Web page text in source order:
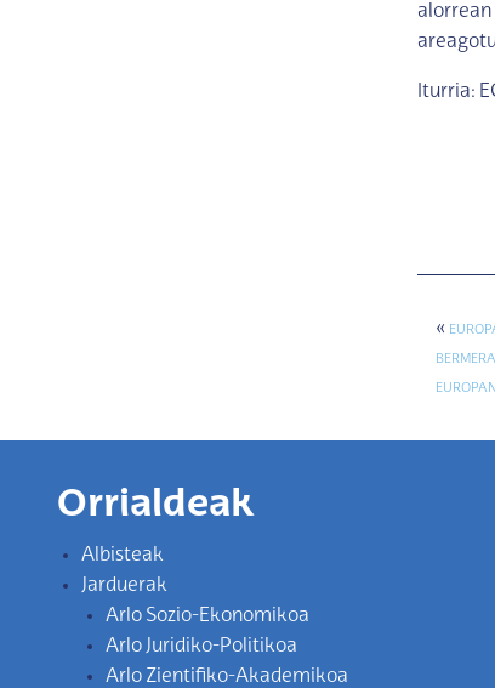
Iturria:
«
Orrialdeak
Albisteak
Jarduerak
Arlo Sozio-Ekonomikoa
Arlo Juridiko-Politikoa
Arlo Zientifiko-Akademikoa